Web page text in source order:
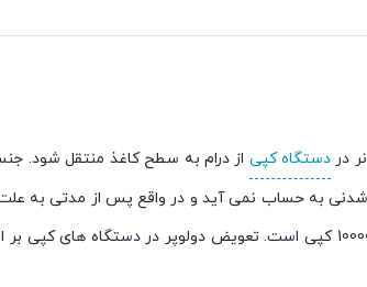
دستگاه کپی از درام به سطح کاغذ منتقل شود.
شدنی به حساب نمی آید و در واقع پس از مدتی به
خود را از دست می دهد. می توان به طور تخمینی گفت که طول عمر مصرف دولوپر، حدود 100000 کپی است. تعویض